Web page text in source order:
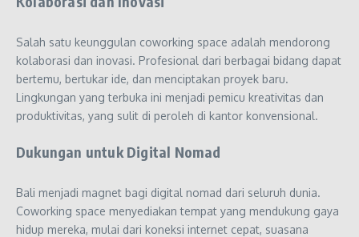
Salah satu keunggulan coworking space adalah mendorong
kolaborasi dan inovasi. Profesional dari berbagai bidang dapat
bertemu, bertukar ide, dan menciptakan proyek baru.
Lingkungan yang terbuka ini menjadi pemicu kreativitas dan
produktivitas, yang sulit di peroleh di kantor konvensional.
Dukungan untuk Digital Nomad
Bali menjadi magnet bagi digital nomad dari seluruh dunia.
Coworking space menyediakan tempat yang mendukung gaya
hidup mereka, mulai dari koneksi internet cepat, suasana